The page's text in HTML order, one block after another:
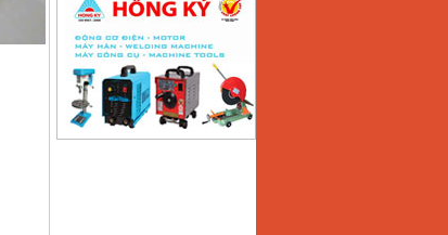
khoan makita, may khoan be
tong
» Huong dan su dung may
khoan Bosch GBH 2-26DFR